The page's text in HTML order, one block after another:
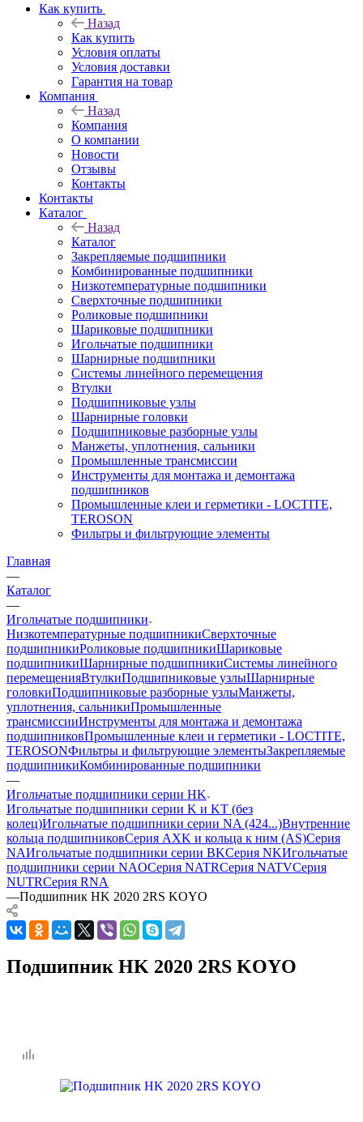
Как купить
Назад
Как купить
Условия оплаты
Условия доставки
Гарантия на товар
Компания
Назад
Компания
О компании
Новости
Отзывы
Контакты
Контакты
Каталог
Назад
Каталог
Закрепляемые подшипники
Комбинированные подшипники
Низкотемпературные подшипники
Сверхточные подшипники
Роликовые подшипники
Шариковые подшипники
Игольчатые подшипники
Шарнирные подшипники
Системы линейного перемещения
Втулки
Подшипниковые узлы
Шарнирные головки
Подшипниковые разборные узлы
Манжеты, уплотнения, сальники
Промышленные трансмиссии
Инструменты для монтажа и демонтажа
подшипников
Промышленные клеи и герметики - LOCTITE,
TEROSON
Фильтры и фильтрующие элементы
Главная
—
Каталог
—
Игольчатые подшипники
Низкотемпературные подшипникиСверхточные
подшипникиРоликовые подшипникиШариковые
подшипникиШарнирные подшипникиСистемы линейного
перемещенияВтулкиПодшипниковые узлыШарнирные
головкиПодшипниковые разборные узлыМанжеты,
уплотнения, сальникиПромышленные
трансмиссииИнструменты для монтажа и демонтажа
подшипниковПромышленные клеи и герметики - LOCTITE,
TEROSONФильтры и фильтрующие элементыЗакрепляемые
подшипникиКомбинированные подшипники
—
Игольчатые подшипники серии HK
Игольчатые подшипники серии K и KT (без
колец)Игольчатые подшипники серии NA (424...)Внутренние
кольца подшипниковСерия AXK и кольца к ним (AS)Серия
NAИгольчатые подшипники серии BKСерия NKИгольчатые
подшипники серии NAOСерия NATRСерия NATVСерия
NUTRСерия RNA
—Подшипник HK 2020 2RS KOYO
Подшипник HK 2020 2RS KOYO